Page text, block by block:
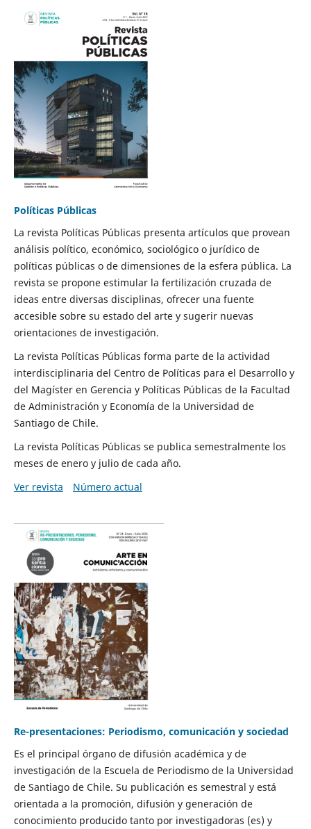
Políticas Públicas
La revista Políticas Públicas presenta artículos que provean
análisis político, económico, sociológico o jurídico de
políticas públicas o de dimensiones de la esfera pública. La
revista se propone estimular la fertilización cruzada de
ideas entre diversas disciplinas, ofrecer una fuente
accesible sobre su estado del arte y sugerir nuevas
orientaciones de investigación.
La revista Políticas Públicas forma parte de la actividad
interdisciplinaria del Centro de Políticas para el Desarrollo y
del Magíster en Gerencia y Políticas Públicas de la Facultad
de Administración y Economía de la Universidad de
Santiago de Chile.
La revista Políticas Públicas se publica semestralmente los
meses de enero y julio de cada año.
Ver revista
Número actual
Re-presentaciones: Periodismo, comunicación y sociedad
Es el principal órgano de difusión académica y de
investigación de la Escuela de Periodismo de la Universidad
de Santiago de Chile. Su publicación es semestral y está
orientada a la promoción, difusión y generación de
conocimiento producido tanto por investigadoras (es) y